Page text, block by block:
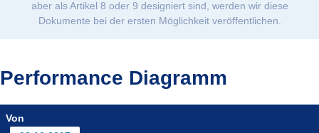
aber als Artikel 8 oder 9 designiert sind, werden wir diese
Dokumente bei der ersten Möglichkeit veröffentlichen.
Performance Diagramm
Von